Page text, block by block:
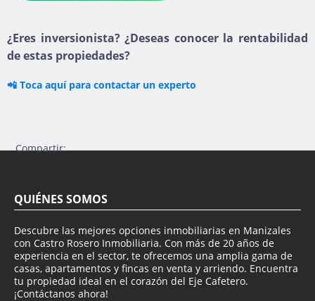
¿Eres inversionista? ¿Deseas conocer la rentabilidad
de estas propiedades?
📲 Toca aquí para contactar un experto
Compartir:
QUIÉNES SOMOS
Descubre las mejores opciones inmobiliarias en Manizales
con Castro Rosero Inmobiliaria. Con más de 20 años de
experiencia en el sector, te ofrecemos una amplia gama de
casas, apartamentos y fincas en venta y arriendo. Encuentra
tu propiedad ideal en el corazón del Eje Cafetero.
¡Contáctanos ahora!